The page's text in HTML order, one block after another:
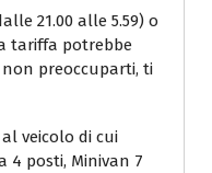
21.00 alle 5.59) o
tariffa potrebbe
non preoccuparti, ti
veicolo di cui
4 posti, Minivan 7